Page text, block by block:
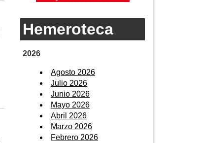
Hemeroteca
2026
Agosto 2026
Julio 2026
Junio 2026
Mayo 2026
Abril 2026
Marzo 2026
Febrero 2026